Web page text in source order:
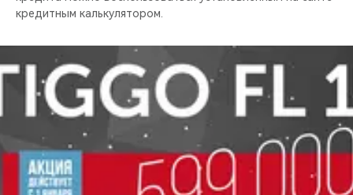
кредитным калькулятором.